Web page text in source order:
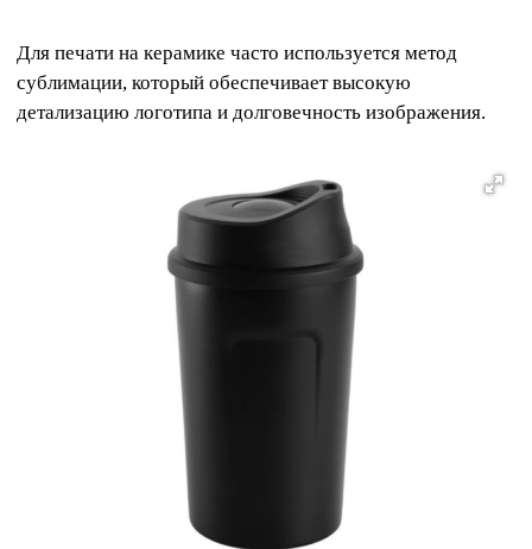
Для печати на керамике часто используется метод
сублимации, который обеспечивает высокую
детализацию логотипа и долговечность изображения.